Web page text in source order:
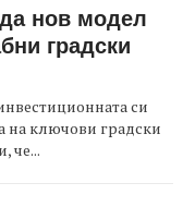
нов модел
градски
си
на ключови градски
че...